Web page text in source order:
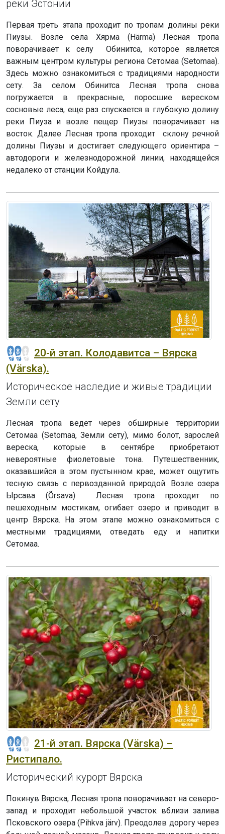
реки Эстонии
Первая треть этапа проходит по тропам долины реки
Пиузы. Возле села Хярма (Härma) Лесная тропа
поворачивает к селу Обинитса, которое является
важным центром культуры региона Сетомаа (Setomaa).
Здесь можно ознакомиться с традициями народности
сету. За селом Обинитса Лесная тропа снова
погружается в прекрасные, поросшие вереском
сосновые леса, еще раз спускается в глубокую долину
реки Пиуза и возле пещер Пиузы поворачивает на
восток. Далее Лесная тропа проходит склону речной
долины Пиузы и достигает следующего ориентира –
автодороги и железнодорожной линии, находящейся
недалеко от станции Койдула.
20-й этап. Колодавитса – Вярска
(Värska).
Историческое наследие и живые традиции
Земли сету
Лесная тропа ведет через обширные территории
Сетомаа (Setomaa, Земли сету), мимо болот, зарослей
вереска, которые в сентябре приобретают
невероятные фиолетовые тона. Путешественник,
оказавшийся в этом пустынном крае, может ощутить
тесную связь с первозданной природой. Возле озера
Ырсава (Õrsava) Лесная тропа проходит по
пешеходным мостикам, огибает озеро и приводит в
центр Вярска. На этом этапе можно ознакомиться с
местными традициями, отведать еду и напитки
Сетомаа.
21-й этап. Вярска (Värska) –
Ристипало.
Исторический курорт Вярска
Покинув Вярска, Лесная тропа поворачивает на северо-
запад и проходит небольшой участок вблизи залива
Псковского озера (Pihkva järv). Преодолев дорогу через